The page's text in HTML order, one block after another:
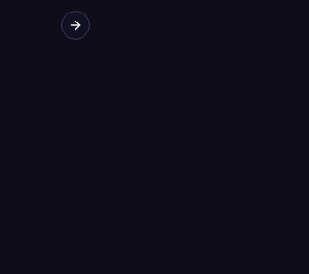
Next slide